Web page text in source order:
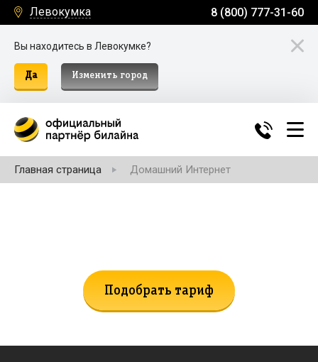
Левокумка 8 (800) 777-31-60
Вы находитесь в Левокумке?
Да Изменить город
Главная страница Домашний Интернет
Подобрать тариф